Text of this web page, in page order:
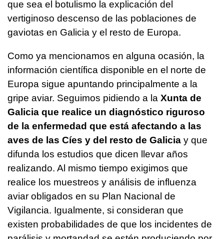
que sea el botulismo la explicación del
vertiginoso descenso de las poblaciones de
gaviotas en Galicia y el resto de Europa.
Como ya mencionamos en alguna ocasión, la
información científica disponible en el norte de
Europa sigue apuntando principalmente a la
gripe aviar. Seguimos pidiendo a la Xunta de
Galicia que realice un diagnóstico riguroso
de la enfermedad que está afectando a las
aves de las Cíes y del resto de Galicia y que
difunda los estudios que dicen llevar años
realizando. Al mismo tiempo exigimos que
realice los muestreos y análisis de influenza
aviar obligados en su Plan Nacional de
Vigilancia. Igualmente, si consideran que
existen probabilidades de que los incidentes de